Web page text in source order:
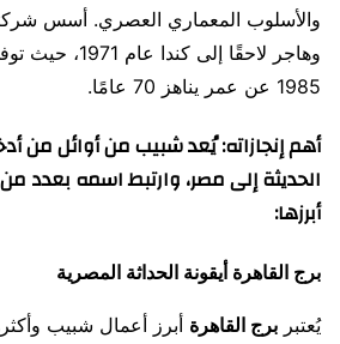
وهاجر لاحقًا إلى
1985 عن عمر يناهز 70 عامًا.
أهم إنجازاته: يُعد شبيب من أوائل من
الحديثة إلى مصر، وارتبط اسمه بعدد من
أبرزها:
برج القاهرة أيقونة الحداثة المصرية
يُعتبر برج القاهرة أبرز أعمال شبيب